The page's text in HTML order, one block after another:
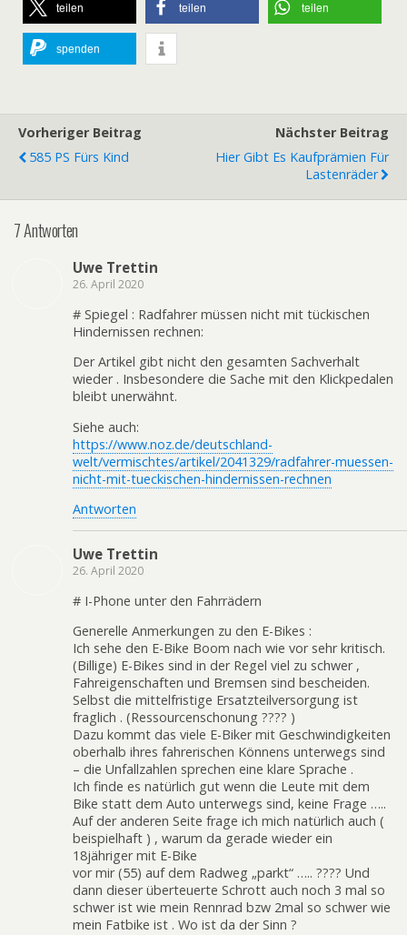
teilen teilen teilen
spenden
Vorheriger Beitrag
585 PS Fürs Kind
Nächster Beitrag
Hier Gibt Es Kaufprämien Für
Lastenräder
7 Antworten
Uwe Trettin
26. April 2020
# Spiegel : Radfahrer müssen nicht mit tückischen
Hindernissen rechnen:
Der Artikel gibt nicht den gesamten Sachverhalt
wieder . Insbesondere die Sache mit den Klickpedalen
bleibt unerwähnt.
Siehe auch:
https://www.noz.de/deutschland-
welt/vermischtes/artikel/2041329/radfahrer-muessen-
nicht-mit-tueckischen-hindernissen-rechnen
Antworten
Uwe Trettin
26. April 2020
# I-Phone unter den Fahrrädern
Generelle Anmerkungen zu den E-Bikes :
Ich sehe den E-Bike Boom nach wie vor sehr kritisch.
(Billige) E-Bikes sind in der Regel viel zu schwer ,
Fahreigenschaften und Bremsen sind bescheiden.
Selbst die mittelfristige Ersatzteilversorgung ist
fraglich . (Ressourcenschonung ???? )
Dazu kommt das viele E-Biker mit Geschwindigkeiten
oberhalb ihres fahrerischen Könnens unterwegs sind
– die Unfallzahlen sprechen eine klare Sprache .
Ich finde es natürlich gut wenn die Leute mit dem
Bike statt dem Auto unterwegs sind, keine Frage …..
Auf der anderen Seite frage ich mich natürlich auch (
beispielhaft ) , warum da gerade wieder ein
18jähriger mit E-Bike
vor mir (55) auf dem Radweg „parkt“ ….. ???? Und
dann dieser überteuerte Schrott auch noch 3 mal so
schwer ist wie mein Rennrad bzw 2mal so schwer wie
mein Fatbike ist . Wo ist da der Sinn ?